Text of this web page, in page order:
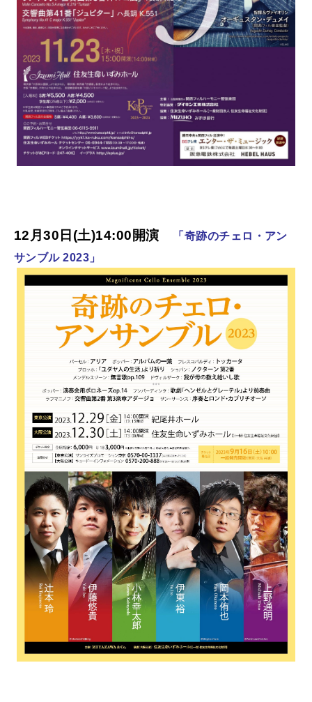
12月30日(土)14:00開演
「奇跡のチェロ・アン
サンブル 2023」